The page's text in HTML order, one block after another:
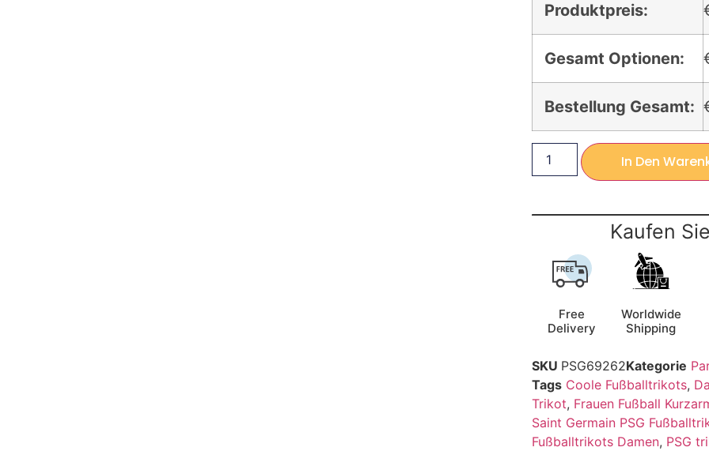
Produktpreis:
Gesamt Optionen:
Bestellung Gesamt:
In Den
Kaufen
Free
Delivery
Worldwide
Shipping
SKU PSG69262Kategorie
Tags Coole Fußballtrikots,
Trikot, Frauen Fußball
Saint Germain PSG
Fußballtrikots Damen, PSG